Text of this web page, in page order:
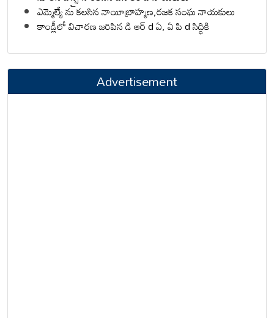
ఎమ్మెల్యే ను కలసిన నాయీబ్రాహ్మణ,రజక సంఘ నాయకులు
కాండ్లీలో విచారణ జరిపిన డి ఆర్ d ఏ, ఏ పి d సిద్ధికి
Advertisement